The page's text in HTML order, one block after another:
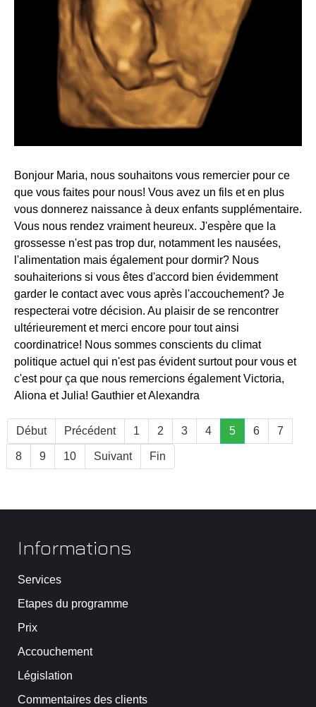
Bonjour Maria, nous souhaitons vous remercier pour ce
que vous faites pour nous! Vous avez un fils et en plus
vous donnerez naissance à deux enfants supplémentaire.
Vous nous rendez vraiment heureux. J'espère que la
grossesse n'est pas trop dur, notamment les nausées,
l'alimentation mais également pour dormir? Nous
souhaiterions si vous êtes d'accord bien évidemment
garder le contact avec vous après l'accouchement? Je
respecterai votre décision. Au plaisir de se rencontrer
ultérieurement et merci encore pour tout ainsi
coordinatrice! Nous sommes conscients du climat
politique actuel qui n'est pas évident surtout pour vous et
c'est pour ça que nous remercions également Victoria,
Aliona et Julia! Gauthier et Alexandra
Début Précédent 1 2 3 4 5 6 7
8 9 10 Suivant Fin
Informations
Services
Etapes du programme
Prix
Accouchement
Législation
Commentaires des clients